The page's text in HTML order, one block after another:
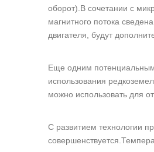
оборот).В сочетании с
магнитного потока
двигателя, будут
Еще одним
использования
можно использовать для
С развитием технологии